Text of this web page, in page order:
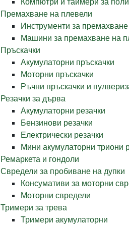
Премахване на плевели
Инструменти за
Машини за премахване на
Пръскачки
Акумулаторни пръскачки
Моторни пръскачки
Ръчни пръскачки и
Резачки за дърва
Акумулаторни резачки
Бензинови резачки
Електрически резачки
Мини акумулаторни триони
Ремаркета и гондоли
Свредели за пробиване на дупки
Консумативи за моторни
Моторни свредели
Тримери за трева
Тримери акумулаторни